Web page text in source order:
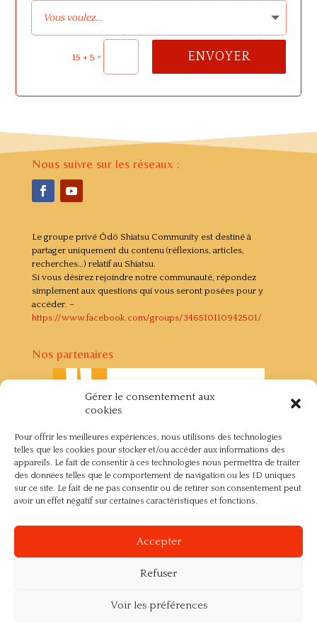
Gérer le consentement aux
cookies
Pour offrir les meilleures expériences, nous utilisons des technologies
telles que les cookies pour stocker et/ou accéder aux informations des
appareils. Le fait de consentir à ces technologies nous permettra de traiter
des données telles que le comportement de navigation ou les ID uniques
sur ce site. Le fait de ne pas consentir ou de retirer son consentement peut
avoir un effet négatif sur certaines caractéristiques et fonctions.
Accepter
Refuser
Voir les préférences
15 + 5 = ENVOYER
Nous suivre sur les réseaux :
Le groupe privé Ôdô Shiatsu Community est destiné à
partager uniquement du contenu (réflexions, articles,
recherches…) relatif au Shiatsu.
Si vous désirez rejoindre notre communauté, répondez
simplement aux questions qui vous seront posées pour y
accéder. –
https://www.facebook.com/groups/346510110942501/
Nos partenaires
shiatsu membre de la fédération belge de shiatsu art japonais